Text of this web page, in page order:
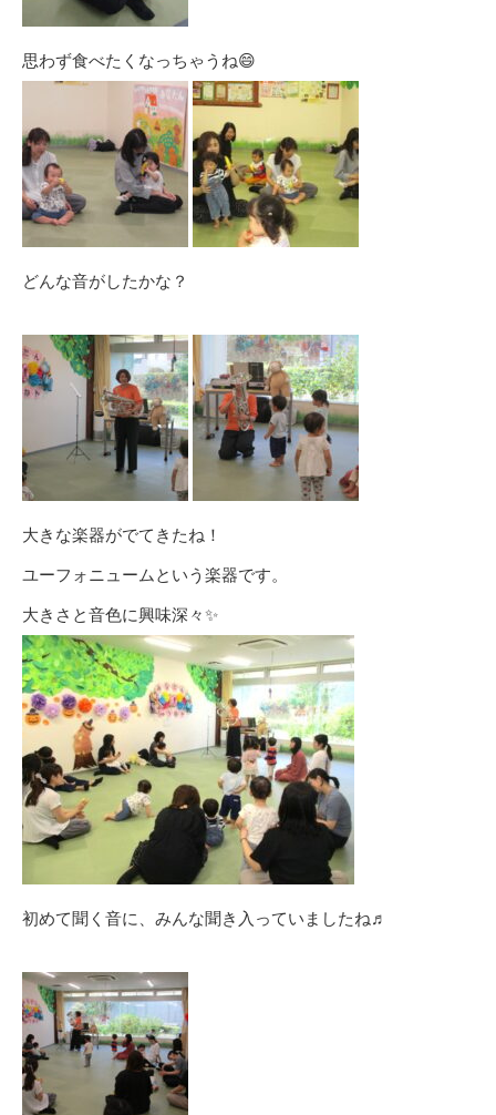
思わず食べたくなっちゃうね😄
どんな音がしたかな？
大きな楽器がでてきたね！
ユーフォニュームという楽器です。
大きさと音色に興味深々✨
初めて聞く音に、みんな聞き入っていましたね♬